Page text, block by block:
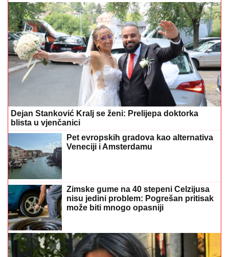
Dejan Stanković Kralj se ženi: Prelijepa doktorka
blista u vjenčanici
Pet evropskih gradova kao alternativa
Veneciji i Amsterdamu
Zimske gume na 40 stepeni Celzijusa
nisu jedini problem: Pogrešan pritisak
može biti mnogo opasniji